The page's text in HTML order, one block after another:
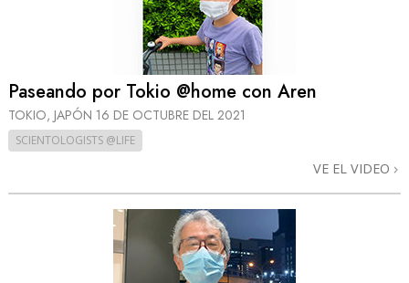
Paseando por Tokio @home con Aren
TOKIO, JAPÓN 16 DE OCTUBRE DEL 2021
SCIENTOLOGISTS @LIFE
VE EL VIDEO